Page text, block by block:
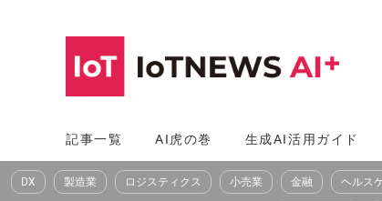
へ
ス
記事一覧 AI虎の巻 生成AI活用ガイド
DX 製造業 ロジスティクス 小売業 金融 ヘルス